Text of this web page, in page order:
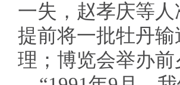
一失，赵孝庆等
提前将一批牡丹
理；博览会举办